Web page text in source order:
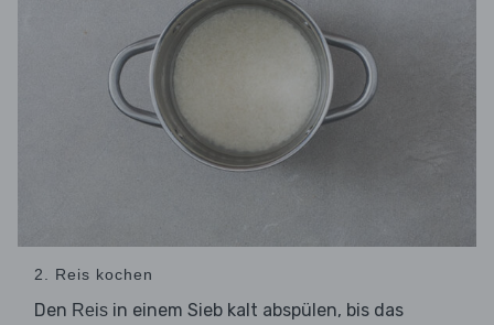
2. Reis kochen
Den Reis in einem Sieb kalt abspülen, bis das